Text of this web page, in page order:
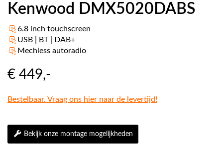
Kenwood DMX5020DABS
6.8 inch touchscreen
USB | BT | DAB+
Mechless autoradio
€ 449,-
Bestelbaar. Vraag ons hier naar de levertijd!
Bekijk onze montage mogelijkheden